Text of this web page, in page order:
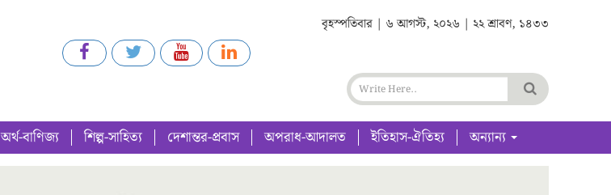
বৃহস্পতিবার | ৬ আগস্ট, ২০২৬ | ২২ শ্রাবণ, ১৪৩৩
অর্থ-বাণিজ্য শিল্প-সাহিত্য দেশান্তর-প্রবাস অপরাধ-আদালত ইতিহাস-ঐতিহ্য অন্যান্য